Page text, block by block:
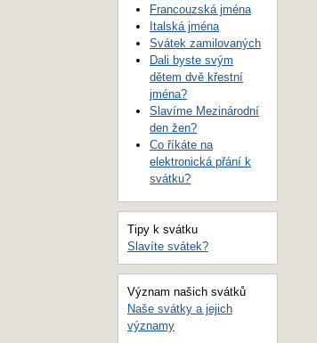
Francouzská jména
Italská jména
Svátek zamilovaných
Dali byste svým
dětem dvě křestní
jména?
Slavíme Mezinárodní
den žen?
Co říkáte na
elektronická přání k
svátku?
Tipy k svátku
Slavíte svátek?
Význam našich svátků
Naše svátky a jejich
významy